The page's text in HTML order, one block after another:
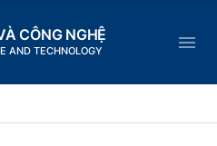
CÔNG NGHỆ
AND TECHNOLOGY